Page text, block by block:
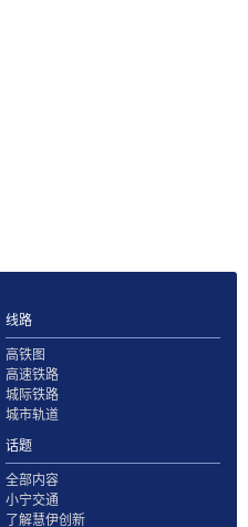
线路
高铁图
高速铁路
城际铁路
城市轨道
话题
全部内容
小宁交通
了解慧伊创新